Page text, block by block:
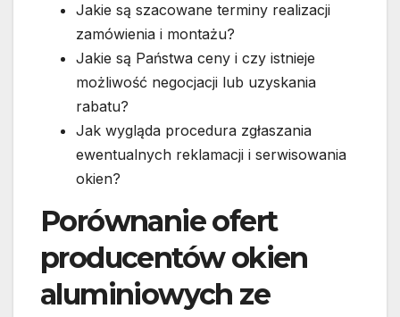
Jakie są szacowane terminy realizacji
zamówienia i montażu?
Jakie są Państwa ceny i czy istnieje
możliwość negocjacji lub uzyskania
rabatu?
Jak wygląda procedura zgłaszania
ewentualnych reklamacji i serwisowania
okien?
Porównanie ofert
producentów okien
aluminiowych ze